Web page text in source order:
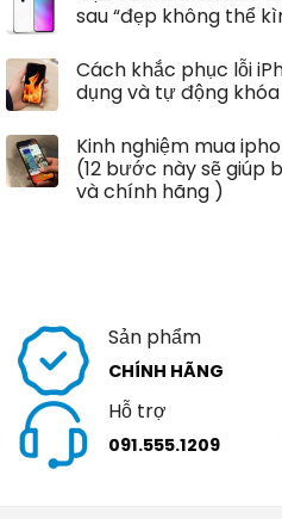
sau “đẹp không thể
Cách khắc phục lỗi
dụng và tự động
Kinh nghiệm mua
(12 bước này sẽ giúp
và chính hãng )
Sản phẩm
CHÍNH HÃNG
Hỗ trợ
091.555.1209